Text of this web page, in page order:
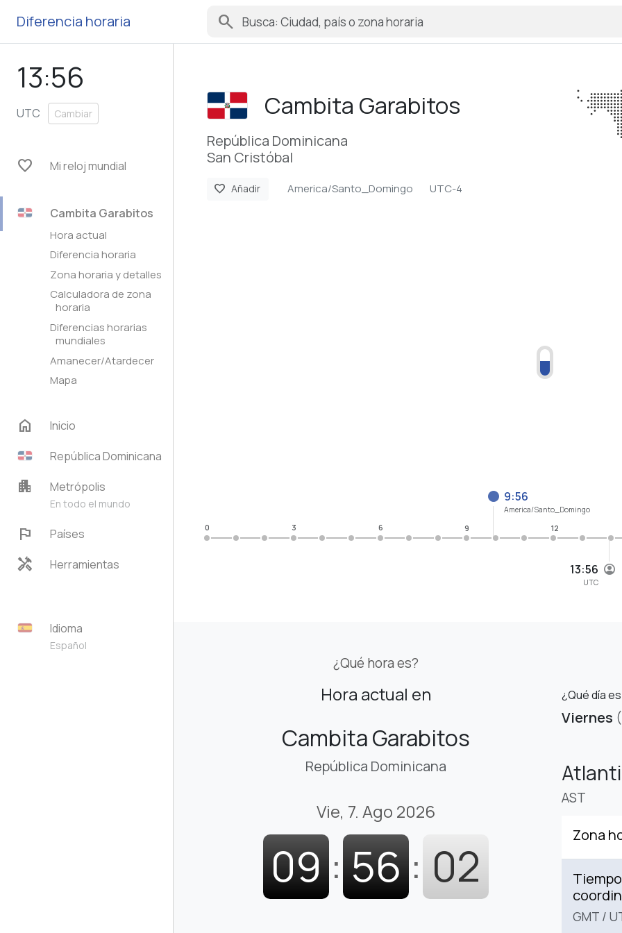
Diferencia horaria search
13:56
UTC Cambiar
favorite Mi reloj mundial
Cambita Garabitos
Hora actual
Diferencia horaria
Zona horaria y detalles
Calculadora de zona
horaria
Diferencias horarias
mundiales
Amanecer/Atardecer
Mapa
home
Inicio
República Dominicana
apartment Metrópolis
En todo el mundo
flag Países
handyman Herramientas
Idioma
Español
Cambita Garabitos
República Dominicana
San Cristóbal
favorite Añadir America/Santo_Domingo UTC-4
13:56
UTC
9:56
America/Santo_Domingo
0 3 6 9 12
¿Qué hora es?
Hora actual en
Cambita Garabitos
República Dominicana
Vie, 7. Ago 2026
09 : 56 : 03
¿Qué día
Viernes
AST
Zona
GMT /